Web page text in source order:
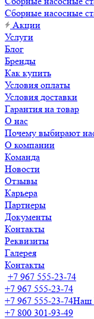
Сборные насосные
Акции
Услуги
Блог
Бренды
Как купить
Условия оплаты
Условия доставки
Гарантия на товар
О нас
Почему выбирают
О компании
Команда
Новости
Отзывы
Карьера
Партнеры
Документы
Контакты
Реквизиты
Галерея
Контакты
+7 967 555-23-74
+7 967 555-23-74
+7 967 555-23-74Наш
+7 800 301-93-49